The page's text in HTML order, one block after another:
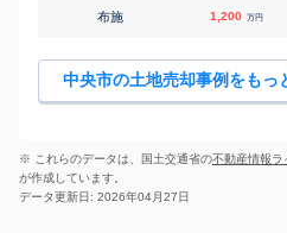
布施 1,200 万円
布施 800 万円
山之神 670 万円
中央市の土地売却事例をもっ
※ これらのデータは、国土交通省の不動産情報ラ
が作成しています。
データ更新日: 2026年04月27日